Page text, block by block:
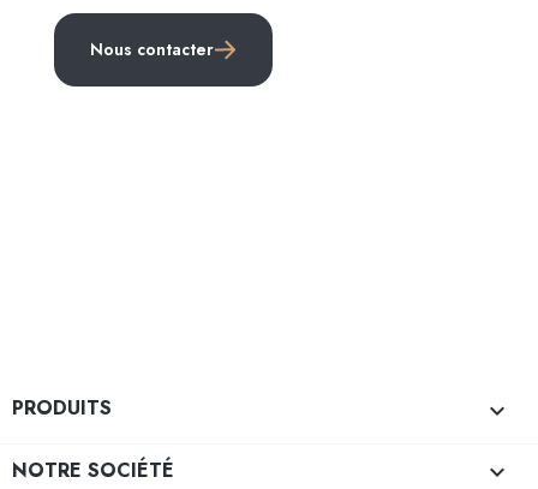
Nous contacter
PRODUITS 
NOTRE SOCIÉTÉ 